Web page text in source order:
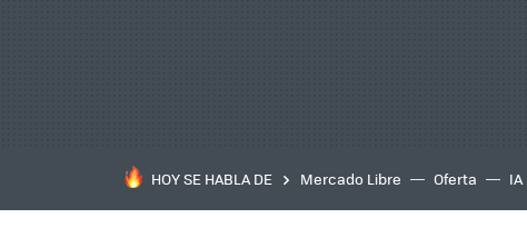
HOY SE HABLA DE Mercado Libre Oferta IA